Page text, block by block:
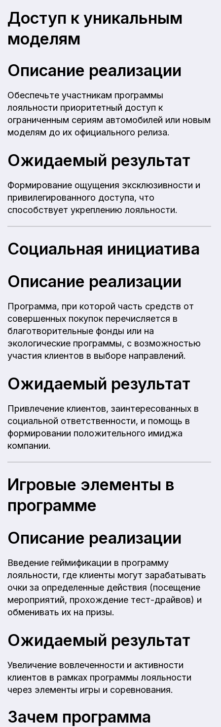
Доступ к уникальным
моделям
Описание реализации
Обеспечьте участникам программы
лояльности приоритетный доступ к
ограниченным сериям автомобилей или новым
моделям до их официального релиза.
Ожидаемый результат
Формирование ощущения эксклюзивности и
привилегированного доступа, что
способствует укреплению лояльности.
Социальная инициатива
Описание реализации
Программа, при которой часть средств от
совершенных покупок перечисляется в
благотворительные фонды или на
экологические программы, с возможностью
участия клиентов в выборе направлений.
Ожидаемый результат
Привлечение клиентов, заинтересованных в
социальной ответственности, и помощь в
формировании положительного имиджа
компании.
Игровые элементы в
программе
Описание реализации
Введение геймификации в программу
лояльности, где клиенты могут зарабатывать
очки за определенные действия (посещение
мероприятий, прохождение тест-драйвов) и
обменивать их на призы.
Ожидаемый результат
Увеличение вовлеченности и активности
клиентов в рамках программы лояльности
через элементы игры и соревнования.
Зачем программа